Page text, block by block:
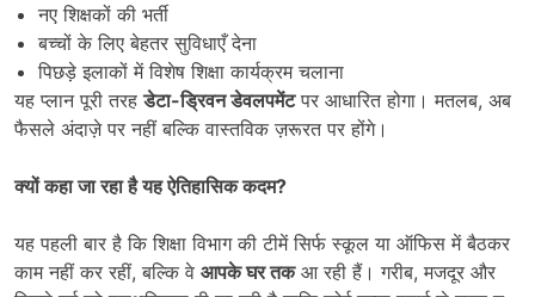
नए शिक्षकों की भर्ती
बच्चों के लिए बेहतर सुविधाएँ देना
पिछड़े इलाकों में विशेष शिक्षा कार्यक्रम चलाना
यह प्लान पूरी तरहडेटा-ड्रिवन डेवलपमेंटपर आधारित होगा। मतलब, अब
फैसले अंदाज़े पर नहीं बल्कि वास्तविक ज़रूरत पर होंगे।
क्यों कहा जा रहा है यह ऐतिहासिक कदम?
यह पहली बार है कि शिक्षा विभाग की टीमें सिर्फ स्कूल या ऑफिस में बैठकर
काम नहीं कर रहीं, बल्कि वे आपके घर तकआ रही हैं। गरीब, मजदूर और